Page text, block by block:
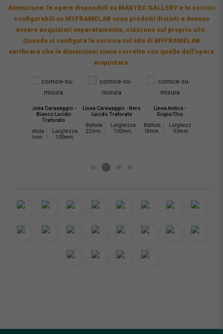
Attenzione: le opere disponibili su MARTEC GALLERY e le cornici
configurabili su MYFRAMELAB sono prodotti distinti e devono
essere acquistati separatamente, ciascuno sul proprio sito.
Quando si configura la cornice sul sito di MYFRAMELAB
verificare che le dimensioni siano corrette con quelle dell'opera
acquistata.